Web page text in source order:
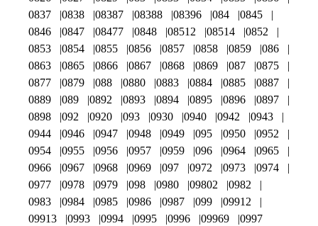
0837
0838 08387 08388 08396 084
0845
0846
0847 08477 0848 08512 08514
0852
0853
0854 0855 0856 0857 0858 0859
086
0863
0865 0866 0867 0868 0869 087
0875
0877
0879 088 0880 0883 0884 0885
0887
0889
089 0892 0893 0894 0895 0896
0897
0898
092 0920 093 0930 0940 0942
0943
0944
0946 0947 0948 0949 095 0950
0952
0954
0955 0956 0957 0959 096 0964
0965
0966
0967 0968 0969 097 0972 0973
0974
0977
0978 0979 098 0980 09802
0982
0983
0984 0985 0986 0987 099
09912
09913
0993 0994 0995 0996 09969 0997